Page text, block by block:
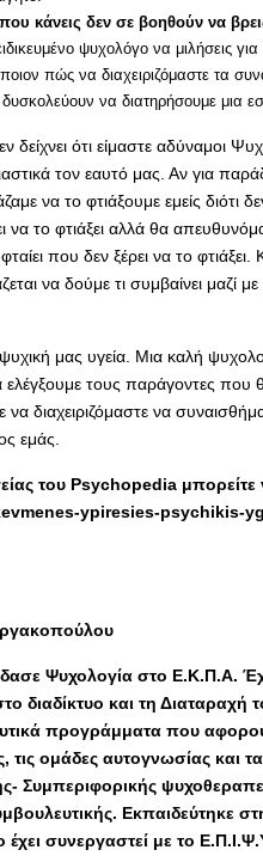
κάνεις δεν σε βοηθούν να
ψυχολόγο να μιλήσεις
πώς να διαχειριζόμαστε τα
να διατηρήσουμε μια
ότι είμαστε αδύναμοι
τον εαυτό μας. Αν για
να το φτιάξουμε εμείς διότι
το φτιάξει αλλά θα
που δεν ξέρει να το
να δούμε τι συμβαίνει μαζί με
μας υγεία. Μια καλή
τους παράγοντες που
διαχειριζόμαστε να
εμάς.
του Psychopedia μπορείτε
ypiresies-psychikis-
Ψυχολογία στο Ε.Κ.Π.Α.
διαδίκτυο και τη Διαταραχή
προγράμματα που
τις ομάδες αυτογνωσίας και
Συμπεριφορικής
Εκπαιδεύτηκε
έχει συνεργαστεί με το